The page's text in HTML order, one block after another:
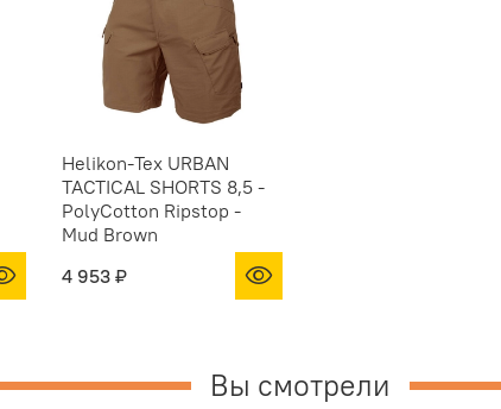
Helikon-Tex URBAN
TACTICAL SHORTS 8,5 -
PolyCotton Ripstop -
Mud Brown
4 953 ₽
Вы смотрели